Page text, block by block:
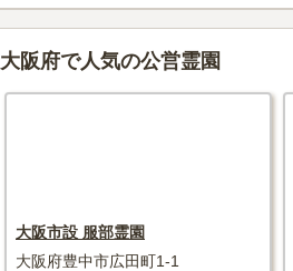
大阪府で人気の公営霊園
大阪市設 服部霊園
大阪府豊中市広田町1-1